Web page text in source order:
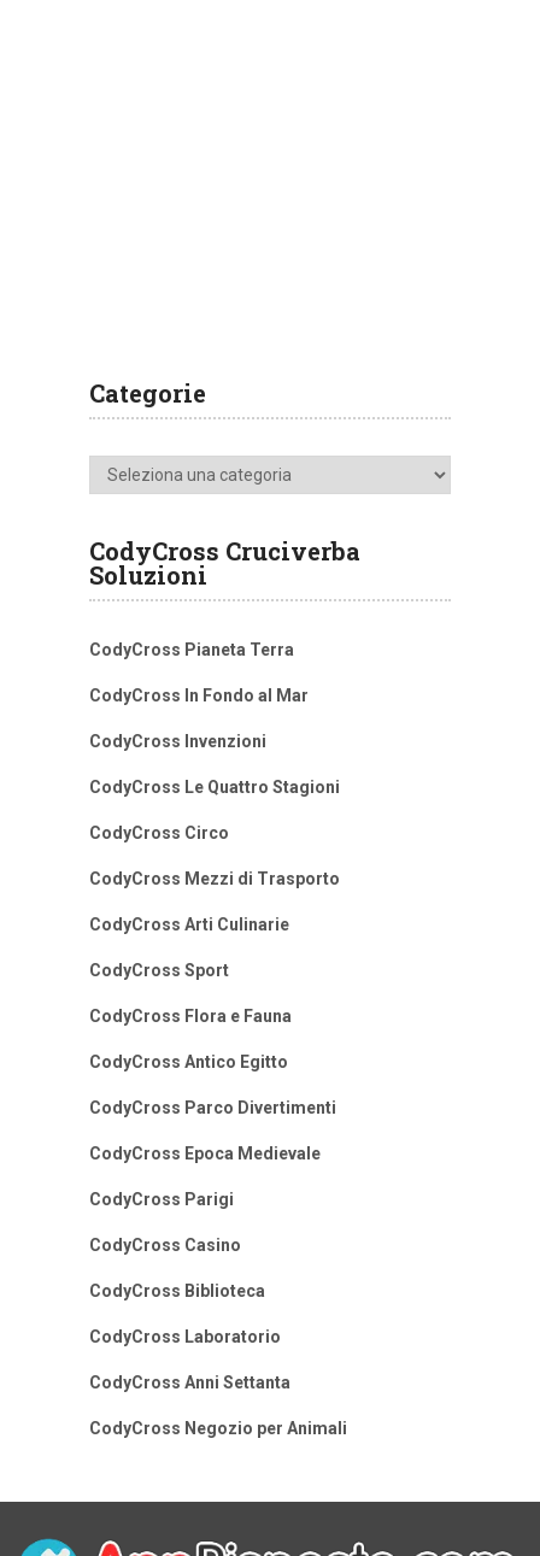
Categorie
Categorie
CodyCross Cruciverba
Soluzioni
CodyCross Pianeta Terra
CodyCross In Fondo al Mar
CodyCross Invenzioni
CodyCross Le Quattro Stagioni
CodyCross Circo
CodyCross Mezzi di Trasporto
CodyCross Arti Culinarie
CodyCross Sport
CodyCross Flora e Fauna
CodyCross Antico Egitto
CodyCross Parco Divertimenti
CodyCross Epoca Medievale
CodyCross Parigi
CodyCross Casino
CodyCross Biblioteca
CodyCross Laboratorio
CodyCross Anni Settanta
CodyCross Negozio per Animali